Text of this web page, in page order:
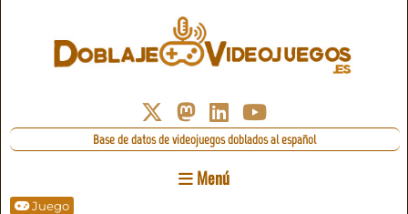
Base de datos de videojuegos doblados al español
Menú
Juego